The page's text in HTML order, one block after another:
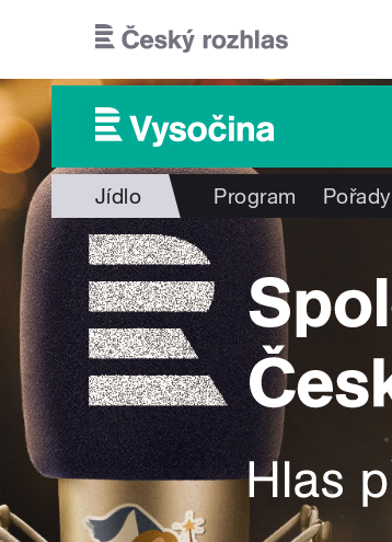
Jídlo Program Pořady